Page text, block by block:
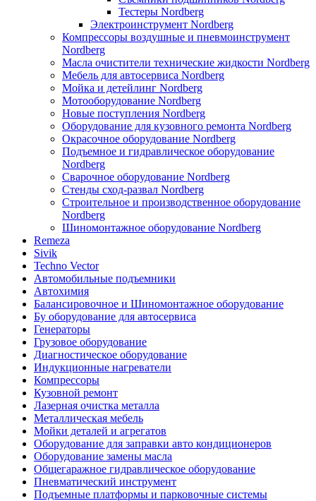
Тестеры Nordberg
Электроинструмент Nordberg
Компрессоры воздушные и пневмоинструмент
Nordberg
Масла очистители технические жидкости Nordberg
Мебель для автосервиса Nordberg
Мойка и детейлинг Nordberg
Мотооборудование Nordberg
Новые поступления Nordberg
Оборудование для кузовного ремонта Nordberg
Окрасочное оборудование Nordberg
Подъемное и гидравлическое оборудование
Nordberg
Сварочное оборудование Nordberg
Стенды сход-развал Nordberg
Строительное и производственное оборудование
Nordberg
Шиномонтажное оборудование Nordberg
Remeza
Sivik
Techno Vector
Автомобильные подъемники
Автохимия
Балансировочное и Шиномонтажное оборудование
Бу оборудование для автосервиса
Генераторы
Грузовое оборудование
Диагностическое оборудование
Индукционные нагреватели
Компрессоры
Кузовной ремонт
Лазерная очистка металла
Металлическая мебель
Мойки деталей и агрегатов
Оборудование для заправки авто кондиционеров
Оборудование замены масла
Общегаражное гидравлическое оборудование
Пневматический инструмент
Подъемные платформы и парковочные системы